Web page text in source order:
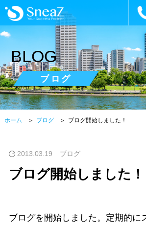
BLOG
ブログ
ホーム ブログ ブログ開始しました！
2013.03.19 ブログ
ブログ開始しました！
ブログを開始しました。定期的に